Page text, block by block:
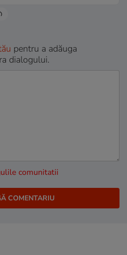
pentru a adăuga
dialogului.
comunitatii